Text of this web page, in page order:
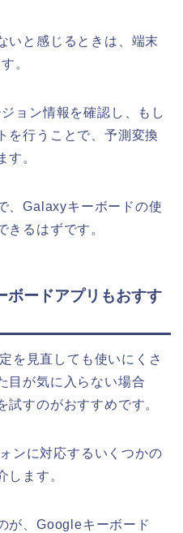
いと感じるときは、端末
。
ョン情報を確認し、もし
を行うことで、予測変換
す。
、Galaxyキーボードの使
きるはずです。
ボードアプリもおすす
を見直しても使いにくさ
目が気に入らない場合
試すのがおすすめです。
ンに対応するいくつかの
します。
が、Googleキーボード